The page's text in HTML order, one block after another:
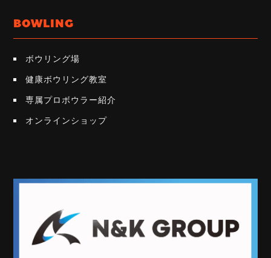
BOWLING
ボウリング場
健康ボウリング教室
専属プロボウラー紹介
オンラインショップ